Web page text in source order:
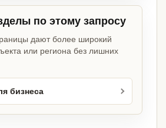
по этому запросу
дают более широкий
или региона без лишних
бизнеса